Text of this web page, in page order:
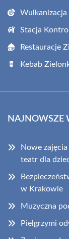
Wulkanizacja
Stacja
Restauracje
Kebab
NAJNOWSZE
Nowe
teatr dla
w Krakowie
Muzyczna
Pielgrzymi